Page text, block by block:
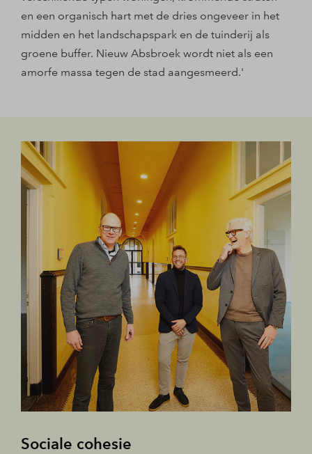
en een organisch hart met de dries ongeveer in het
midden en het landschapspark en de tuinderij als
groene buffer. Nieuw Absbroek wordt niet als een
amorfe massa tegen de stad aangesmeerd.'
Sociale cohesie